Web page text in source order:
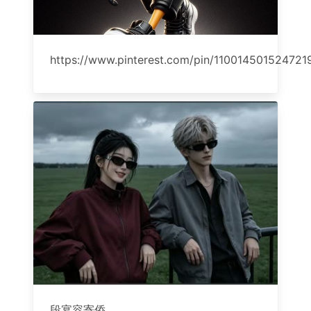
https://www.pinterest.com/pin/